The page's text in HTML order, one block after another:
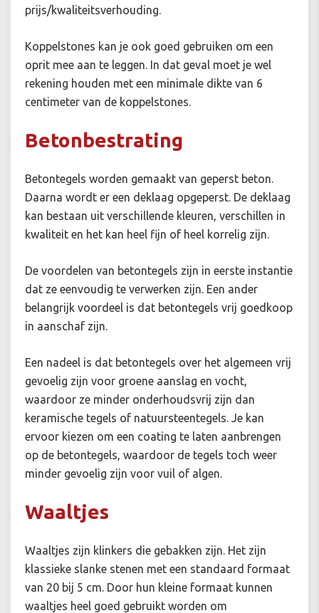
prijs/kwaliteitsverhouding.
Koppelstones kan je ook goed gebruiken om een
oprit mee aan te leggen. In dat geval moet je wel
rekening houden met een minimale dikte van 6
centimeter van de koppelstones.
Betonbestrating
Betontegels worden gemaakt van geperst beton.
Daarna wordt er een deklaag opgeperst. De deklaag
kan bestaan uit verschillende kleuren, verschillen in
kwaliteit en het kan heel fijn of heel korrelig zijn.
De voordelen van betontegels zijn in eerste instantie
dat ze eenvoudig te verwerken zijn. Een ander
belangrijk voordeel is dat betontegels vrij goedkoop
in aanschaf zijn.
Een nadeel is dat betontegels over het algemeen vrij
gevoelig zijn voor groene aanslag en vocht,
waardoor ze minder onderhoudsvrij zijn dan
keramische tegels of natuursteentegels. Je kan
ervoor kiezen om een coating te laten aanbrengen
op de betontegels, waardoor de tegels toch weer
minder gevoelig zijn voor vuil of algen.
Waaltjes
Waaltjes zijn klinkers die gebakken zijn. Het zijn
klassieke slanke stenen met een standaard formaat
van 20 bij 5 cm. Door hun kleine formaat kunnen
waaltjes heel goed gebruikt worden om